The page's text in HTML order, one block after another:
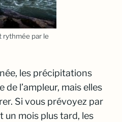
rythmée par le
les précipitations
l’ampleur, mais elles
Si vous prévoyez par
mois plus tard, les